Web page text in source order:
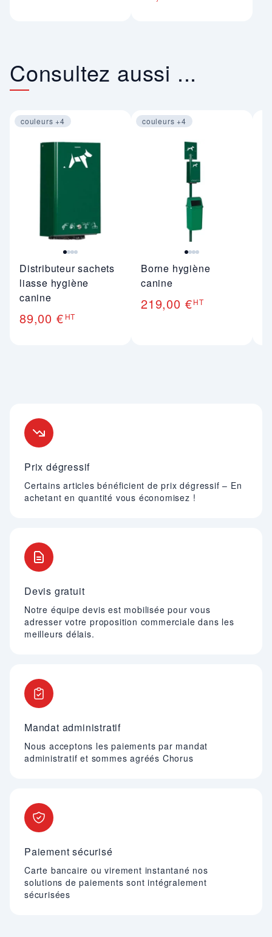
Consultez aussi ...
couleurs +4
Image 1 sur 4
Distributeur sachets
liasse hygiène
canine
89,00 € HT
couleurs +4
Image 1 sur 4
Borne hygiène
canine
219,00 €HT
Prix dégressif
Certains articles bénéficient de prix dégressif – En
achetant en quantité vous économisez !
Devis gratuit
Notre équipe devis est mobilisée pour vous
adresser votre proposition commerciale dans les
meilleurs délais.
Mandat administratif
Nous acceptons les paiements par mandat
administratif et sommes agréés Chorus
Paiement sécurisé
Carte bancaire ou virement instantané nos
solutions de paiements sont intégralement
sécurisées